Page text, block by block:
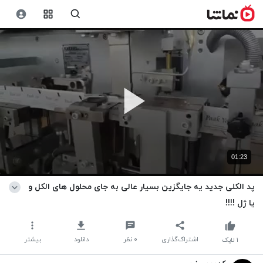
01:23
پد الکلی جدید یه جایگزین بسیار عالی به جای محلول های الکل و
یا ژل !!!!
اشتراک‌گذاری ۰ نظر دانلود بیشتر ۱ لایک